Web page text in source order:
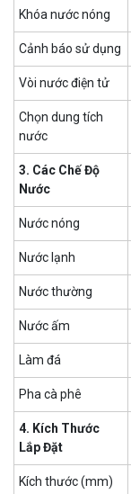
Khóa nước nóng
Cảnh báo sử dụng
Vòi nước điện tử
Chọn dung tích
nước
3. Các Chế Độ
Nước
Nước nóng
Nước lạnh
Nước thường
Nước ấm
Làm đá
Pha cà phê
4. Kích Thước
Lắp Đặt
Kích thước (mm)